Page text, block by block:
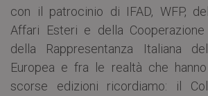
con il patrocinio di IFAD, WFP,
Affari Esteri e della
della Rappresentanza Italiana
Europea e fra le realtà che
scorse edizioni ricordiamo: il